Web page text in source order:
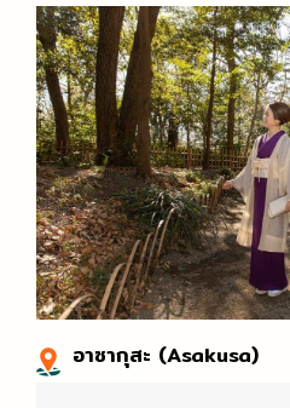
อาซากุสะ (Asakusa)